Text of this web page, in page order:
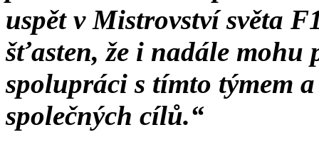
uspět v Mistrovství světa
šťasten, že i nadále mohu
spolupráci s tímto týmem
společných cílů.“